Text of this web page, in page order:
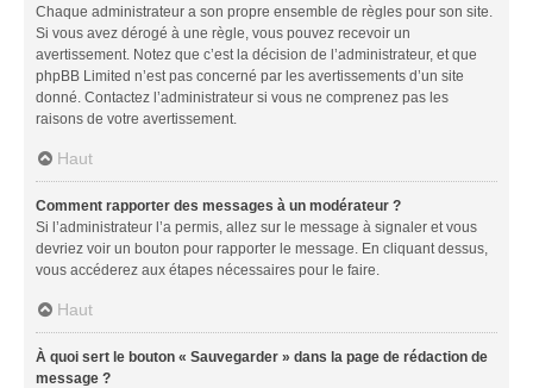
Chaque administrateur a son propre ensemble de règles pour son site.
Si vous avez dérogé à une règle, vous pouvez recevoir un
avertissement. Notez que c’est la décision de l’administrateur, et que
phpBB Limited n’est pas concerné par les avertissements d’un site
donné. Contactez l’administrateur si vous ne comprenez pas les
raisons de votre avertissement.
Haut
Comment rapporter des messages à un modérateur ?
Si l’administrateur l’a permis, allez sur le message à signaler et vous
devriez voir un bouton pour rapporter le message. En cliquant dessus,
vous accéderez aux étapes nécessaires pour le faire.
Haut
À quoi sert le bouton « Sauvegarder » dans la page de rédaction de
message ?